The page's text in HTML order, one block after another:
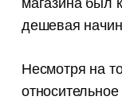
дешевая
Несмотря на